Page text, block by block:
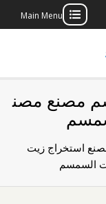
Main Menu
إنتاج
بك
مصنع مصن
استخراج زيت
السمسم